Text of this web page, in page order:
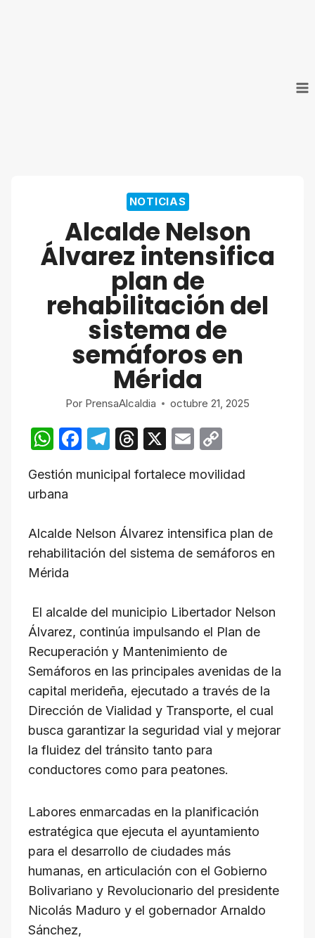
NOTICIAS
Alcalde Nelson
Álvarez intensifica
plan de
rehabilitación del
sistema de
semáforos en
Mérida
Por PrensaAlcaldia octubre 21, 2025
W
at
s
A
p
p
F
c
b
o
T
e
a
m
T
e
d
s
X
E
ail p
Li
n
Gestión municipal fortalece movilidad
urbana
Alcalde Nelson Álvarez intensifica plan de
rehabilitación del sistema de semáforos en
Mérida
El alcalde del municipio Libertador Nelson
Álvarez, continúa impulsando el Plan de
Recuperación y Mantenimiento de
Semáforos en las principales avenidas de la
capital merideña, ejecutado a través de la
Dirección de Vialidad y Transporte, el cual
busca garantizar la seguridad vial y mejorar
la fluidez del tránsito tanto para
conductores como para peatones.
Labores enmarcadas en la planificación
estratégica que ejecuta el ayuntamiento
para el desarrollo de ciudades más
humanas, en articulación con el Gobierno
Bolivariano y Revolucionario del presidente
Nicolás Maduro y el gobernador Arnaldo
Sánchez,